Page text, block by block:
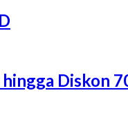
Diskon